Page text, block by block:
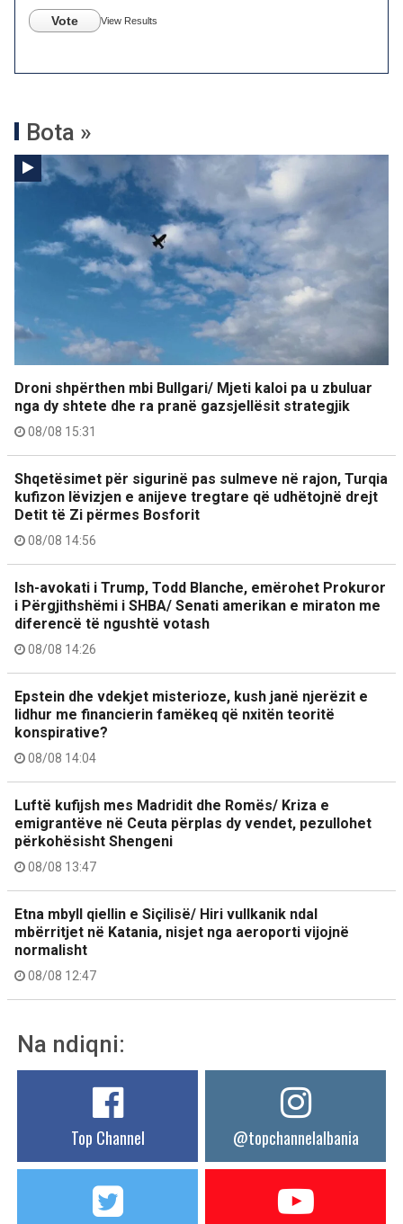
Vote View Results
Bota »
Droni shpërthen mbi Bullgari/ Mjeti kaloi pa u zbuluar
nga dy shtete dhe ra pranë gazsjellësit strategjik
08/08 15:31
Shqetësimet për sigurinë pas sulmeve në rajon, Turqia
kufizon lëvizjen e anijeve tregtare që udhëtojnë drejt
Detit të Zi përmes Bosforit
08/08 14:56
Ish-avokati i Trump, Todd Blanche, emërohet Prokuror
i Përgjithshëmi i SHBA/ Senati amerikan e miraton me
diferencë të ngushtë votash
08/08 14:26
Epstein dhe vdekjet misterioze, kush janë njerëzit e
lidhur me financierin famëkeq që nxitën teoritë
konspirative?
08/08 14:04
Luftë kufijsh mes Madridit dhe Romës/ Kriza e
emigrantëve në Ceuta përplas dy vendet, pezullohet
përkohësisht Shengeni
08/08 13:47
Etna mbyll qiellin e Siçilisë/ Hiri vullkanik ndal
mbërritjet në Katania, nisjet nga aeroporti vijojnë
normalisht
08/08 12:47
Na ndiqni:
Top Channel @topchannelalbania